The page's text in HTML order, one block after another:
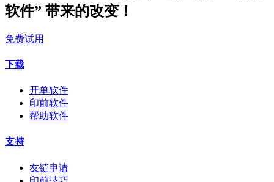
软件” 带来的改变！
免费试用
下载
开单软件
印前软件
帮助软件
支持
友链申请